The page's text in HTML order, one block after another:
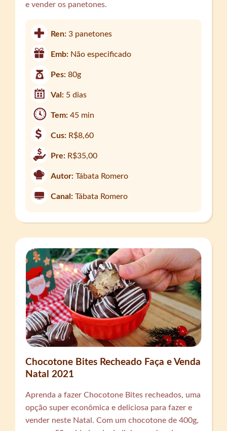
e vender os panetones.
Ren:3 panetones
Emb: Não especificado
Pes:80g
Val: 5 dias
Tem:45 min
Cus: R$8,60
Pre: R$35,00
Autor: Tábata Romero
Canal: Tábata Romero
Chocotone Bites Recheado Faça e Venda
Natal 2021
Aprenda a fazer Chocotone Bites recheados, uma
opção super econômica e deliciosa para fazer e
vender neste Natal. Com um chocotone de 400g,